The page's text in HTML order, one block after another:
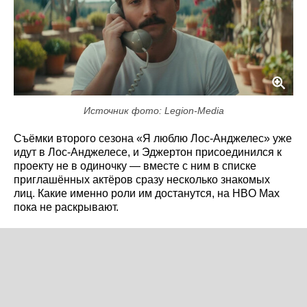
Источник фото: Legion-Media
Съёмки второго сезона «Я люблю Лос-Анджелес» уже
идут в Лос-Анджелесе, и Эджертон присоединился к
проекту не в одиночку — вместе с ним в списке
приглашённых актёров сразу несколько знакомых
лиц. Какие именно роли им достанутся, на HBO Max
пока не раскрывают.